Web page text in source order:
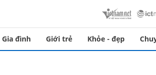
Gia đình Giới trẻ Khỏe - đẹp